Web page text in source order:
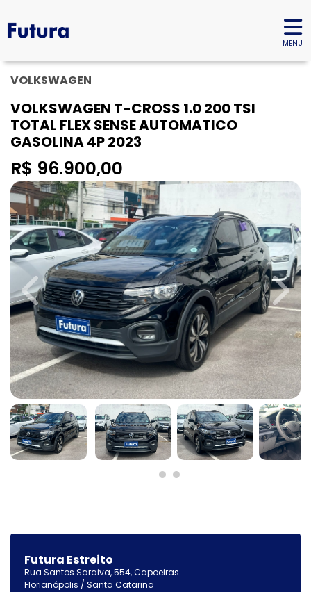
MENU
VOLKSWAGEN
VOLKSWAGEN T-CROSS 1.0 200 TSI
TOTAL FLEX SENSE AUTOMATICO
GASOLINA 4P 2023
R$ 96.900,00
Previous Next
Futura Estreito
Rua Santos Saraiva, 554, Capoeiras
Florianópolis / Santa Catarina